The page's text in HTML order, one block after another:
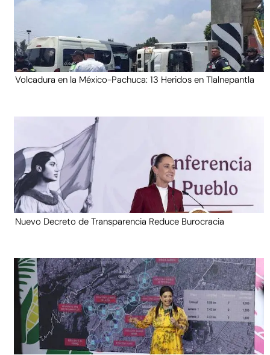
Volcadura en la México-Pachuca: 13 Heridos en Tlalnepantla
Nuevo Decreto de Transparencia Reduce Burocracia